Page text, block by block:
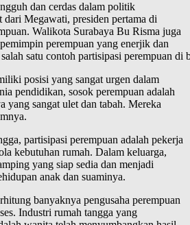
dan cerdas dalam politik
dari Megawati, presiden pertama di
Walikota Surabaya Bu Risma juga
perempuan yang enerjik dan
satu contoh partisipasi perempuan di
posisi yang sangat urgen dalam
pendidikan, sosok perempuan adalah
yang sangat ulet dan tabah. Mereka
partisipasi perempuan adalah pekerja
kebutuhan rumah. Dalam keluarga,
yang siap sedia dan menjadi
anak dan suaminya.
banyaknya pengusaha perempuan
Industri rumah tangga yang